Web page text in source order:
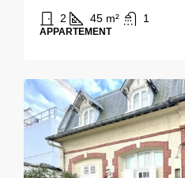
2 45 m² 1
APPARTEMENT